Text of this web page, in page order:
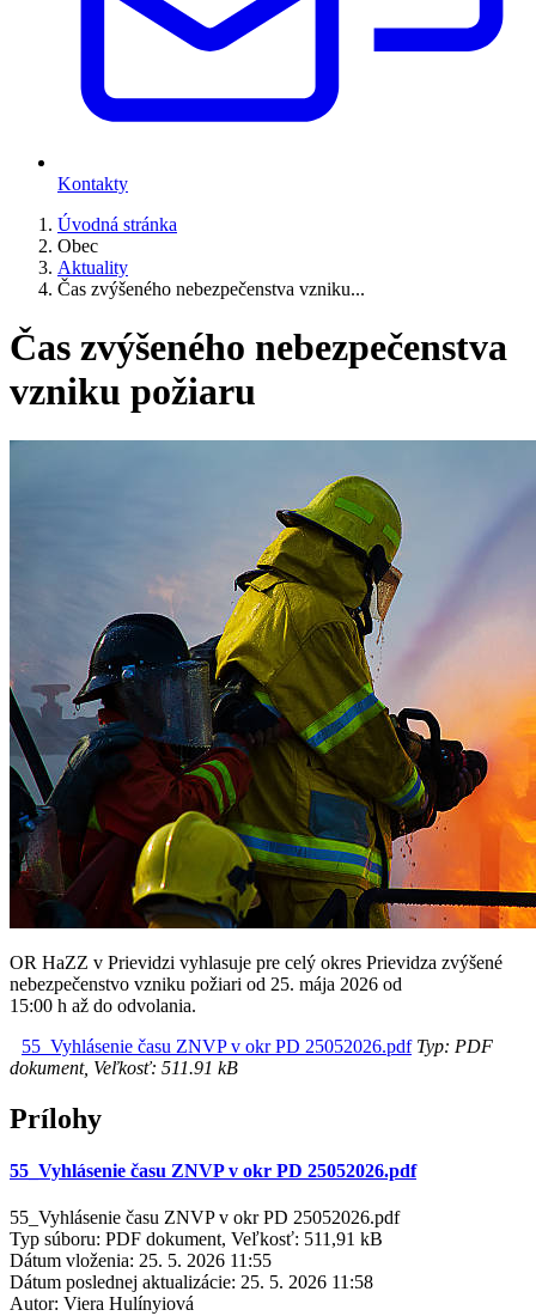
Kontakty
Úvodná stránka
Obec
Aktuality
Čas zvýšeného nebezpečenstva vzniku...
Čas zvýšeného nebezpečenstva
vzniku požiaru
OR HaZZ v Prievidzi vyhlasuje pre celý okres Prievidza zvýšené
nebezpečenstvo vzniku požiari od 25. mája 2026 od
15:00 h až do odvolania.
55_Vyhlásenie času ZNVP v okr PD 25052026.pdfTyp: PDF
dokument, Veľkosť: 511.91 kB
Prílohy
55_Vyhlásenie času ZNVP v okr PD 25052026.pdf
55_Vyhlásenie času ZNVP v okr PD 25052026.pdf
Typ súboru: PDF dokument, Veľkosť: 511,91 kB
Dátum vloženia: 25. 5. 2026 11:55
Dátum poslednej aktualizácie: 25. 5. 2026 11:58
Autor: Viera Hulínyiová